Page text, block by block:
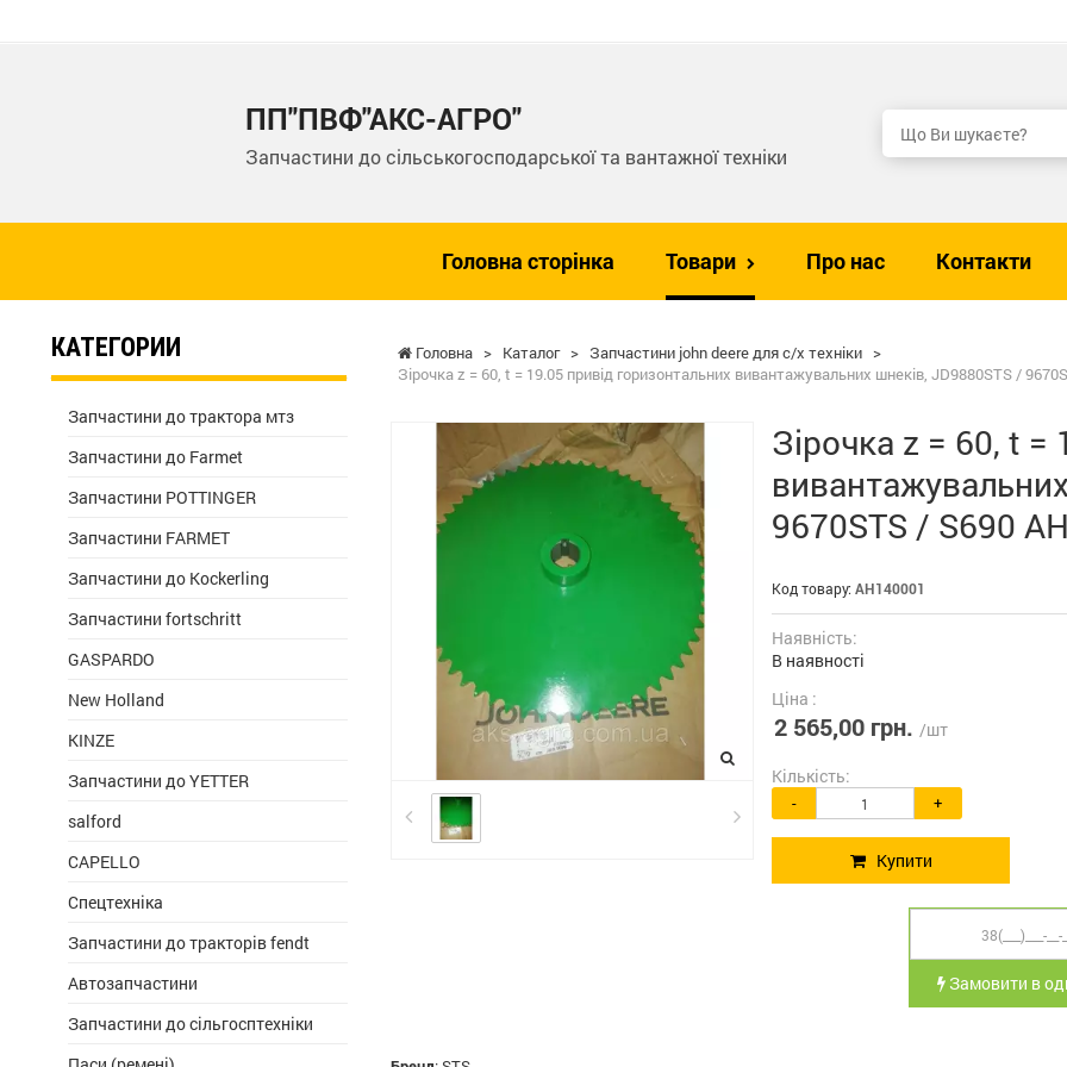
ПП"ПВФ"АКС-АГРО"
Запчастини до сільськогосподарської та вантажної техніки
Головна сторінка Товари Про нас Контакти
Головна > Каталог > Запчастини john deere для с/х техніки >
Зірочка z = 60, t = 19.05 привід горизонтальних вивантажувальних шнеків, JD9880STS /
Зірочка z = 60, t =
9670STS / S690
Код товару: AH140001
Наявність:
В наявності
Ціна :
2 565,00 грн. /шт
Кількість:
- +
Купити
Замовити в
КАТЕГОРИИ
Запчастини до трактора мтз
Запчастини до Farmet
Запчастини POTTINGER
Запчастини FARMET
Запчастини до Kockerling
Запчастини fortschritt
GASPARDO
New Holland
KINZE
Запчастини до YETTER
salford
CAPELLO
Спецтехніка
Запчастини до тракторів fendt
Автозапчастини
Запчастини до сільгосптехніки